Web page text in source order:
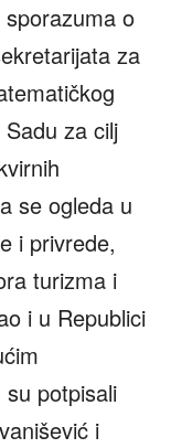
o
za
za cilj
se ogleda u
i privrede,
turizma i
i u Republici
potpisali
i